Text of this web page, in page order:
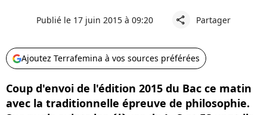
Publié le 17 juin 2015 à 09:20 share Partager
Ajoutez Terrafemina à vos sources préférées
Coup d'envoi de l'édition 2015 du Bac ce matin
avec la traditionnelle épreuve de philosophie.